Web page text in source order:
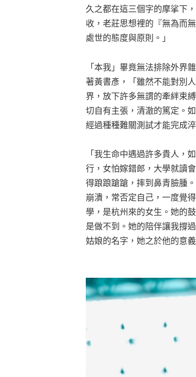
久之都在這三個字的摩挲下
收，老莊思想裡的『無為而
處世的態度與原則。」
「本我」畢竟無法排除外界
著黃書彥，「雖然不能對別
界，放下許多無謂的牽絆束
切自有主張，清澈的篤定。
經過種種難關測試才能完成淬
「我生命中遇過許多貴人，
行，女怕嫁錯郎，大學就讀
得踉踉蹌蹌，摔到鼻青臉腫
崩潰，常否定自己，一度覺
學，是杭州來的女生。她的
是做不到。她的陪伴讓我撐
姑娘的名字，她之於他的意